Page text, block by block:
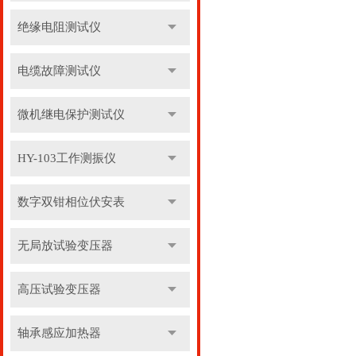
绝缘电阻测试仪
电缆故障测试仪
微机继电保护测试仪
HY-103工作测振仪
数字双钳相位伏安表
无局放试验变压器
高压试验变压器
轴承感应加热器